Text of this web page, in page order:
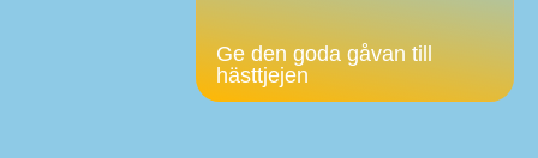
Ge den goda gåvan till
hästtjejen